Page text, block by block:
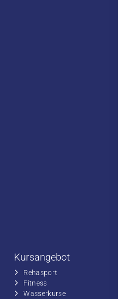
Kursangebot
​Rehasport
​​Fitness
​​Wasserkurse